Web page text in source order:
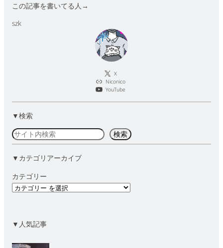
この記事を書いてる人→
szk
X
Niconico
YouTube
▼検索
検
索
検索
▼カテゴリアーカイブ
カテゴリー
▼人気記事